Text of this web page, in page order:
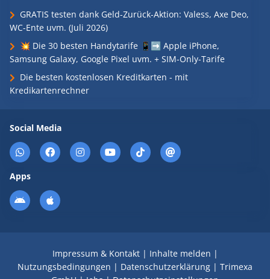
GRATIS testen dank Geld-Zurück-Aktion: Valess, Axe Deo,
WC-Ente uvm. (Juli 2026)
💥 Die 30 besten Handytarife 📱➡️ Apple iPhone,
Samsung Galaxy, Google Pixel uvm. + SIM-Only-Tarife
Die besten kostenlosen Kreditkarten - mit
Kredikartenrechner
Social Media
Apps
Impressum & Kontakt| Inhalte melden |
Nutzungsbedingungen | Datenschutzerklärung | Trimexa